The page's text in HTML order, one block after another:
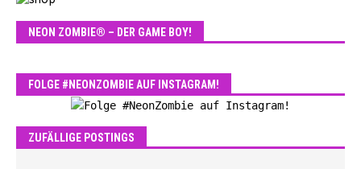
NEON ZOMBIE® – DER GAME BOY!
FOLGE #NEONZOMBIE AUF INSTAGRAM!
ZUFÄLLIGE POSTINGS